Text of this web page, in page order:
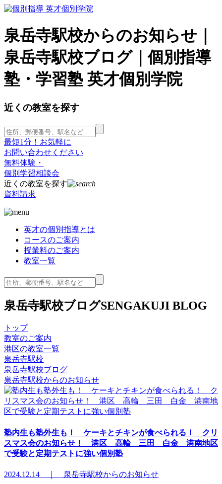
泉岳寺駅校からのお知らせ｜
泉岳寺駅校ブログ｜個別指導
塾・学習塾 英才個別学院
近くの教室を探す
最短1分！お気軽に
お問い合わせください
無料体験・
個別学習相談会
近くの教室を探す
資料請求
英才の個別指導とは
コースのご案内
授業料のご案内
教室一覧
泉岳寺駅校ブログSENGAKUJI BLOG
トップ
教室のご案内
港区の教室一覧
泉岳寺駅校
泉岳寺駅校ブログ
泉岳寺駅校からのお知らせ
塾内生も塾外生も！ ケーキとチキンが食べられる！ クリ
スマス会のお知らせ！ 港区 高輪 三田 白金 港南地区
で受験と定期テストに強い個別塾
2024.12.14 ｜ 泉岳寺駅校からのお知らせ